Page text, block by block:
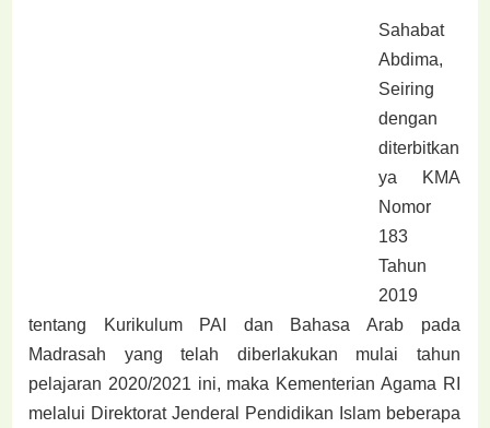
Sahabat
Abdima,
Seiring
dengan
diterbitkan
ya KMA
Nomor
183
Tahun
2019
tentang Kurikulum PAI dan Bahasa Arab pada
Madrasah yang telah diberlakukan mulai tahun
pelajaran 2020/2021 ini, maka Kementerian Agama RI
melalui Direktorat Jenderal Pendidikan Islam beberapa